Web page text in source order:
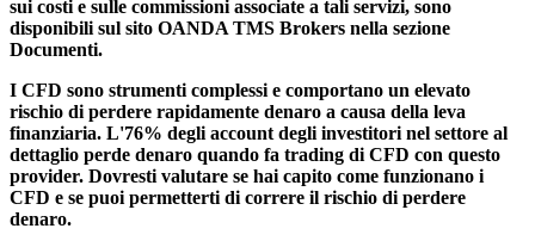
sui costi e sulle commissioni associate a tali servizi, sono
disponibili sul sito OANDA TMS Brokers nella sezione
Documenti.
I CFD sono strumenti complessi e comportano un elevato
rischio di perdere rapidamente denaro a causa della leva
finanziaria. L'76% degli account degli investitori nel settore al
dettaglio perde denaro quando fa trading di CFD con questo
provider. Dovresti valutare se hai capito come funzionano i
CFD e se puoi permetterti di correre il rischio di perdere
denaro.